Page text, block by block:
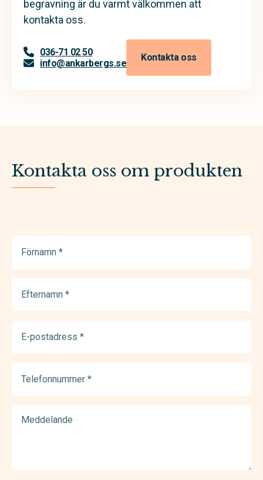
begravning är du varmt välkommen att
kontakta oss.
036-71 02 50
info@ankarbergs.se
Kontakta oss
Kontakta oss om produkten
(Required)
(Required)
postadress
(Required)